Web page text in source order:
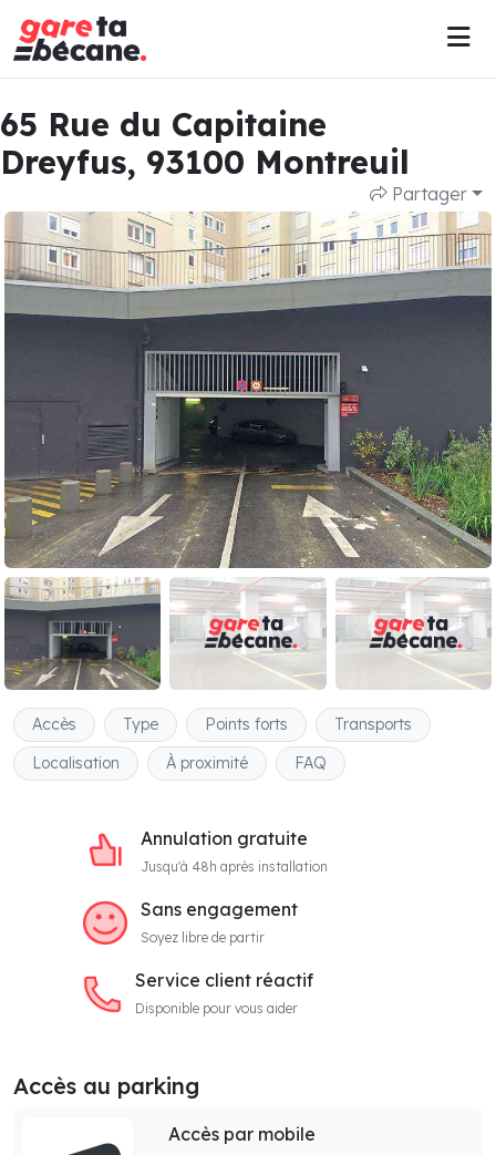
65 Rue du Capitaine
Dreyfus, 93100 Montreuil
Partager
Accès Type Points forts
Transports
Localisation
À proximité FAQ
Annulation gratuite
Jusqu'à 48h après installation
Sans engagement
Soyez libre de partir
Service client réactif
Disponible pour vous aider
Accès au parking
Accès par mobile